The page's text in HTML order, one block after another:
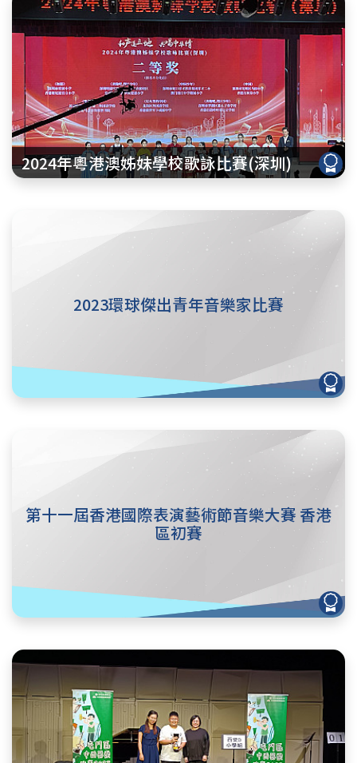
2024年粵港澳姊妹學校歌詠比賽(深圳)
2023環球傑出青年音樂家比賽
第十一屆香港國際表演藝術節音樂大賽 香港
區初賽